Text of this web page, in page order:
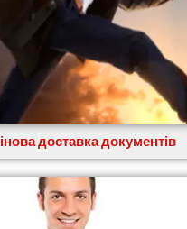
доставка документів